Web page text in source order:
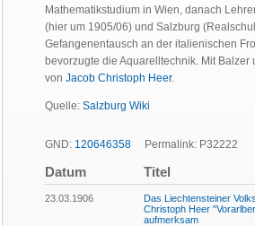
Mathematikstudium in Wien, danach
(hier um 1905/06) und Salzburg
Gefangenentausch an der italienischen
bevorzugte die Aquarelltechnik. Mit
von Jacob Christoph Heer.
Quelle: Salzburg Wiki
GND: 120646358 Permalink: P32222
Datum Titel
23.03.1906
Das Liechtensteiner
Christoph Heer
aufmerksam